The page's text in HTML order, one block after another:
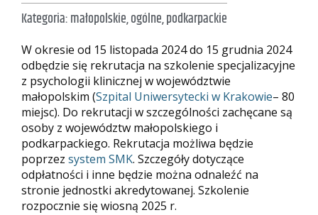
Kategoria:małopolskie,ogólne,podkarpackie
W okresie od 15 listopada 2024 do 15 grudnia 2024
odbędzie się rekrutacja na szkolenie specjalizacyjne
z psychologii klinicznej w województwie
małopolskim (Szpital Uniwersytecki w Krakowie– 80
miejsc). Do rekrutacji w szczególności zachęcane są
osoby z województw małopolskiego i
podkarpackiego. Rekrutacja możliwa będzie
poprzez system SMK. Szczegóły dotyczące
odpłatności i inne będzie można odnaleźć na
stronie jednostki akredytowanej. Szkolenie
rozpocznie się wiosną 2025 r.